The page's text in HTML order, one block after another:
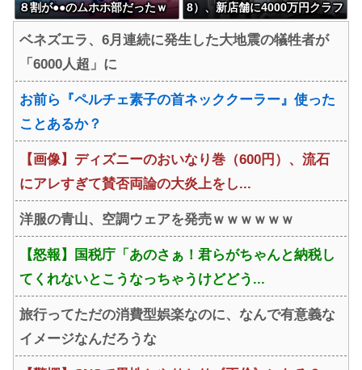
８割が●●のムホホ部だったｗ
8）、新店舗に4000万円クラフ
団から叩かれてしまうｗｗｗ
ベネズエラ、6月連続に発生した大地震の犠牲者が
「6000人超」に
お前ら『ペルチェ素子の首ネッククーラー』使った
ことあるか？
【画像】ディズニーのおいなり巻（600円）、流石
にアレすぎて賛否両論の大炎上をし...
洋服の青山、空調ウェアを発売ｗｗｗｗｗｗ
【怒報】国税庁「あのさぁ！君らがちゃんと納税し
てくれないとこうなっちゃうけどどう...
旅行ってただの消費型娯楽なのに、なんで有意義な
イメージなんだろうな